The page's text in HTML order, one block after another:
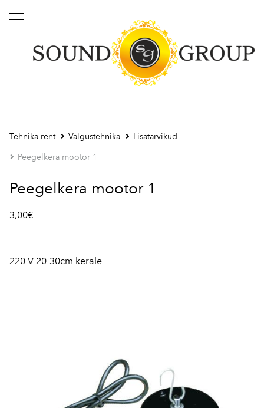
lisati ostukorvi. Vaata ostukorvi
Tehnika rent Valgustehnika Lisatarvikud
Peegelkera mootor 1
Peegelkera mootor 1
3,00€
220 V 20-30cm kerale